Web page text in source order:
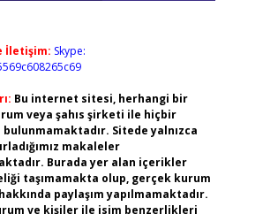
İletişim: Skype:
Bu internet sitesi, herhangi bir
veya şahıs şirketi ile hiçbir
bulunmamaktadır. Sitede yalnızca
makaleler
Burada yer alan içerikler
taşımamakta olup, gerçek kurum
paylaşım yapılmamaktadır.
ve kişiler ile isim benzerlikleri